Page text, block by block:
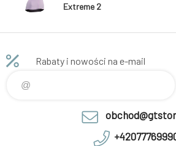
Extreme 2
Short Sleeve
Rabaty i nowości na e-mail